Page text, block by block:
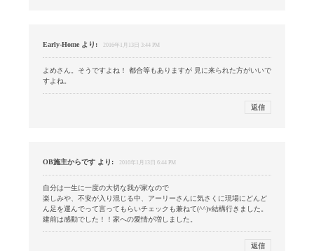
Early-Home より: 2016年1月13日 3:44 PM
よめさん。そうですよね！ 都合等もありますが 見に来られた方がいいで
すよね。
返信
OB施主からです より: 2016年1月13日 6:44 PM
自分は一生に一度の大切な我が家なので
楽しみや、不安が入り混じる中、アーリーさんに気さくに現場にどんど
ん足を運んでって言ってもらいチェックも兼ねて(^^)v結構行きました。
建前は感動でした！！家への愛情が増しました。
返信